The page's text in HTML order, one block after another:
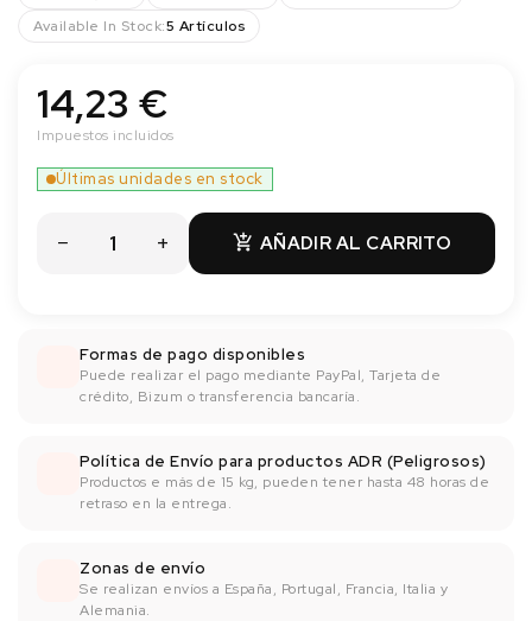
Available In Stock:5 Artículos
14,23 €
Impuestos incluidos
 AÑADIR AL CARRITO
Últimas unidades en stock
Formas de pago disponibles
Puede realizar el pago mediante PayPal, Tarjeta de
crédito, Bizum o transferencia bancaría.
Política de Envío para productos ADR (Peligrosos)
Productos e más de 15 kg, pueden tener hasta 48 horas de
retraso en la entrega.
Zonas de envío
Se realizan envíos a España, Portugal, Francia, Italia y
Alemania.